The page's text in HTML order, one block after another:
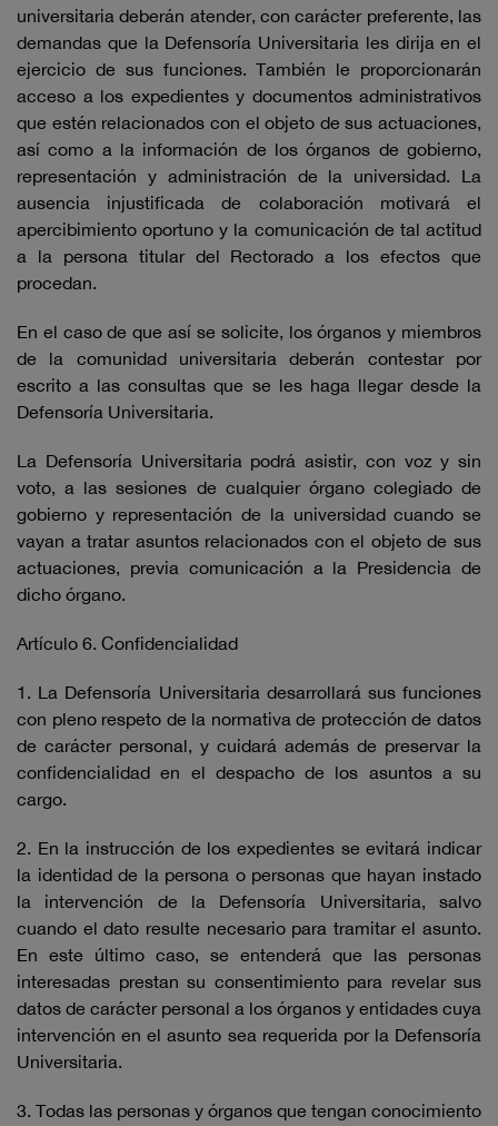
universitaria deberán atender, con carácter preferente, las
demandas que la Defensoría Universitaria les dirija en el
ejercicio de sus funciones. También le proporcionarán
acceso a los expedientes y documentos administrativos
que estén relacionados con el objeto de sus actuaciones,
así como a la información de los órganos de gobierno,
representación y administración de la universidad. La
ausencia injustificada de colaboración motivará el
apercibimiento oportuno y la comunicación de tal actitud
a la persona titular del Rectorado a los efectos que
procedan.
En el caso de que así se solicite, los órganos y miembros
de la comunidad universitaria deberán contestar por
escrito a las consultas que se les haga llegar desde la
Defensoría Universitaria.
La Defensoría Universitaria podrá asistir, con voz y sin
voto, a las sesiones de cualquier órgano colegiado de
gobierno y representación de la universidad cuando se
vayan a tratar asuntos relacionados con el objeto de sus
actuaciones, previa comunicación a la Presidencia de
dicho órgano.
Artículo 6. Confidencialidad
1. La Defensoría Universitaria desarrollará sus funciones
con pleno respeto de la normativa de protección de datos
de carácter personal, y cuidará además de preservar la
confidencialidad en el despacho de los asuntos a su
cargo.
2. En la instrucción de los expedientes se evitará indicar
la identidad de la persona o personas que hayan instado
la intervención de la Defensoría Universitaria, salvo
cuando el dato resulte necesario para tramitar el asunto.
En este último caso, se entenderá que las personas
interesadas prestan su consentimiento para revelar sus
datos de carácter personal a los órganos y entidades cuya
intervención en el asunto sea requerida por la Defensoría
Universitaria.
3. Todas las personas y órganos que tengan conocimiento